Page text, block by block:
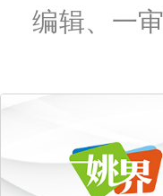
编辑、一